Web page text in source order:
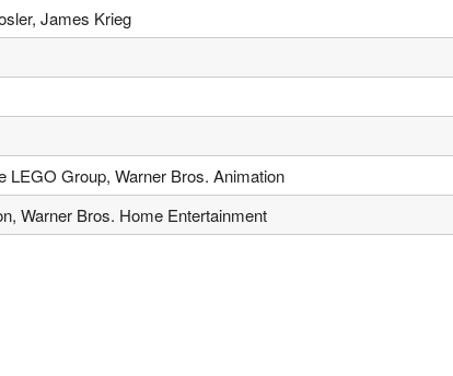
James Krieg
LEGO Group, Warner Bros. Animation
Warner Bros. Home Entertainment